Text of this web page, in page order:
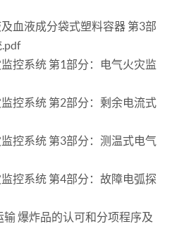
血液成分袋式塑料容器 第3部
控系统 第1部分：电气火灾监
控系统 第2部分：剩余电流式
控系统 第3部分：测温式电气
控系统 第4部分：故障电弧探
爆炸品的认可和分项程序及